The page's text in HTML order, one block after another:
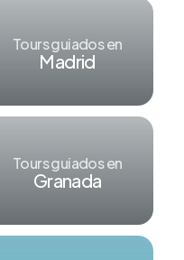
Tours guiados en
Madrid
Tours guiados en
Granada